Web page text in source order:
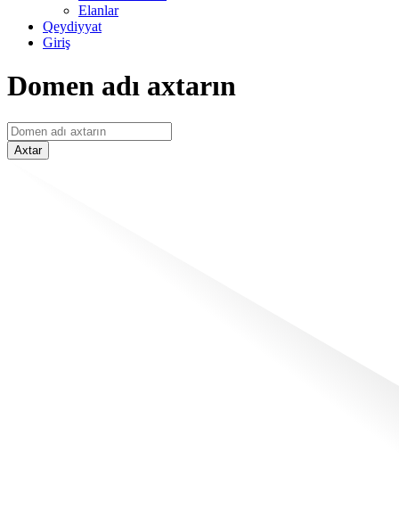
Elanlar
Qeydiyyat
Giriş
Domen adı axtarın
Axtar